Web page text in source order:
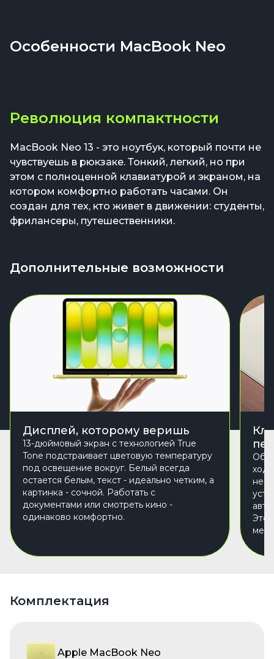
Особенности MacBook Neo
Революция компактности
MacBook Neo 13 - это ноутбук, который почти не
чувствуешь в рюкзаке. Тонкий, легкий, но при
этом с полноценной клавиатурой и экраном, на
котором комфортно работать часами. Он
создан для тех, кто живет в движении: студенты,
фрилансеры, путешественники.
Дополнительные возможности
Дисплей, которому веришь
13-дюймовый экран с технологией True
Tone подстраивает цветовую температуру
под освещение вокруг. Белый всегда
остается белым, текст - идеально четким, а
картинка - сочной. Работать с
документами или смотреть кино -
одинаково комфортно.
не
Это
Комплектация
Apple MacBook Neo